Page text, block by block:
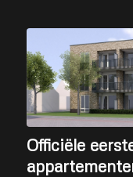
Officiële